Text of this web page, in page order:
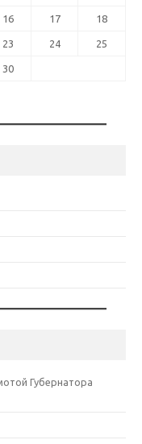
16 17 18
23 24 25
30
Губернатора